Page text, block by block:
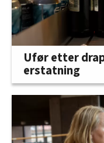
Ufør etter
erstatning